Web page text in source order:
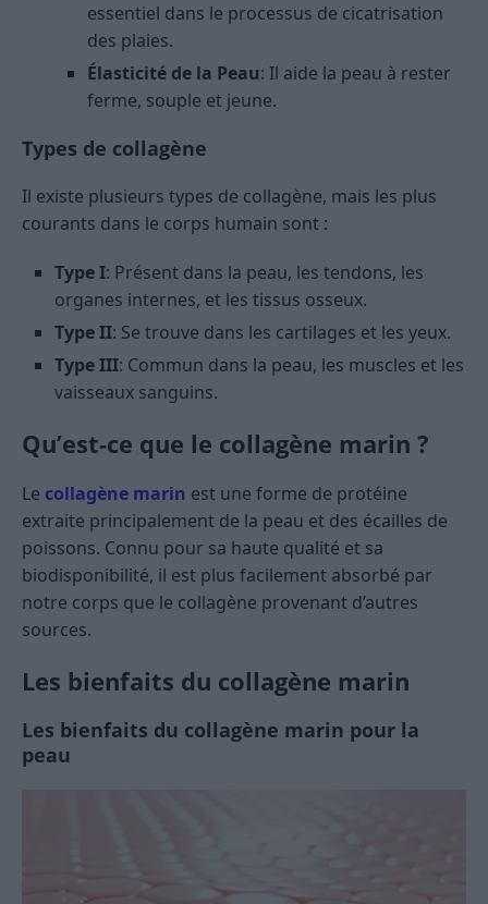
essentiel dans le processus de cicatrisation
des plaies.
Élasticité de la Peau: Il aide la peau à rester
ferme, souple et jeune.
Types de collagène
Il existe plusieurs types de collagène, mais les plus
courants dans le corps humain sont :
Type I: Présent dans la peau, les tendons, les
organes internes, et les tissus osseux.
Type II: Se trouve dans les cartilages et les yeux.
Type III: Commun dans la peau, les muscles et les
vaisseaux sanguins.
Qu’est-ce que le collagène marin ?
Le collagène marin est une forme de protéine
extraite principalement de la peau et des écailles de
poissons. Connu pour sa haute qualité et sa
biodisponibilité, il est plus facilement absorbé par
notre corps que le collagène provenant d’autres
sources.
Les bienfaits du collagène marin
Les bienfaits du collagène marin pour la
peau